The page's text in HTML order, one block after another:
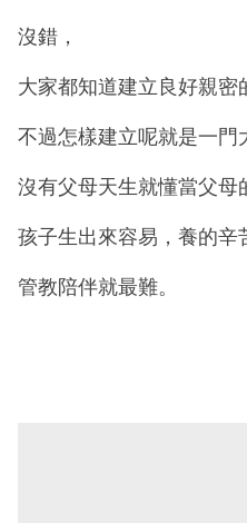
沒錯，
大家都知道建立良好親密
不過怎樣建立呢就是一門
沒有父母天生就懂當父母
孩子生出來容易，養的辛
管教陪伴就最難。